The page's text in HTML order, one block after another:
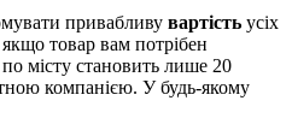
привабливу вартість усіх
товар вам потрібен
місту становить лише 20
компанією. У будь-якому